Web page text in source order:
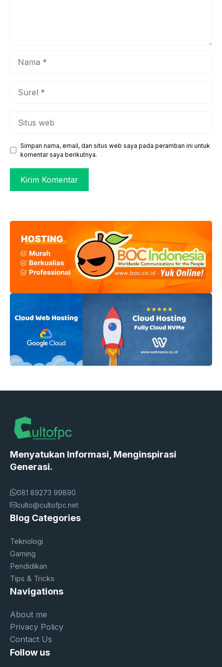
web
Simpan nama, email, dan situs web saya pada peramban ini untuk
komentar saya berikutnya.
Menyatukan Informasi, Menginspirasi
Generasi.
081 89273 99890
culto@cultofpc.net
Blog Categories
Teknologi
Gaming
Pendidikan
Tips & Tricks
Navigations
About me
Privacy Policy
Contact Us
Follow us